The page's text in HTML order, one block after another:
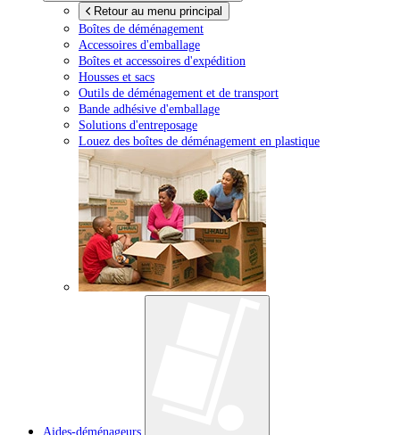
Retour au menu principal
Boîtes de déménagement
Accessoires d'emballage
Boîtes et accessoires d'expédition
Housses et sacs
Outils de déménagement et de transport
Bande adhésive d'emballage
Solutions d'entreposage
Louez des boîtes de déménagement en plastique
Aides-déménageurs